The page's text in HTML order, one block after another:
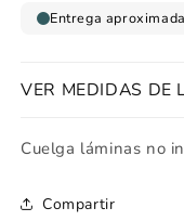
VER MEDIDAS DE
Cuelga láminas no
Compartir